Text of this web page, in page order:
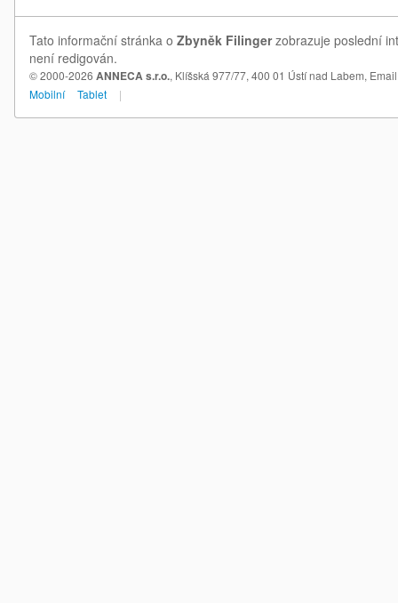
Tato informační stránka o Zbyněk Filingerzobrazuje poslední
není redigován.
© 2000-2026 ANNECA s.r.o., Klíšská 977/77, 400 01 Ústí nad Labem,
Mobilní
Tablet |